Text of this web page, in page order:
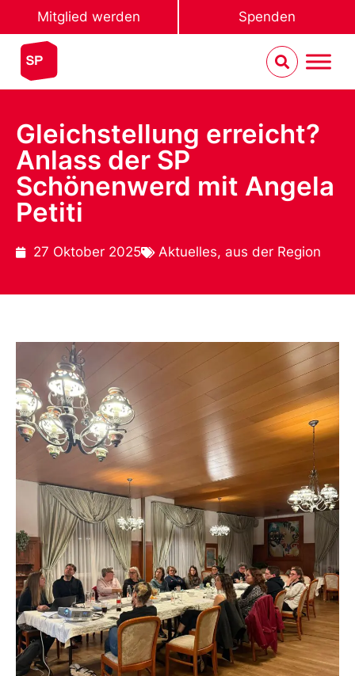
Mitglied werden Spenden
Gleichstellung erreicht?
Anlass der SP
Schönenwerd mit Angela
Petiti
27 Oktober 2025 Aktuelles, aus der Region